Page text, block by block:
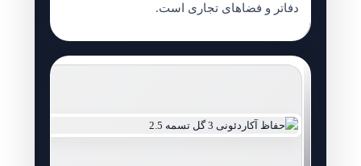
دفاتر و فضاهای تجاری است.